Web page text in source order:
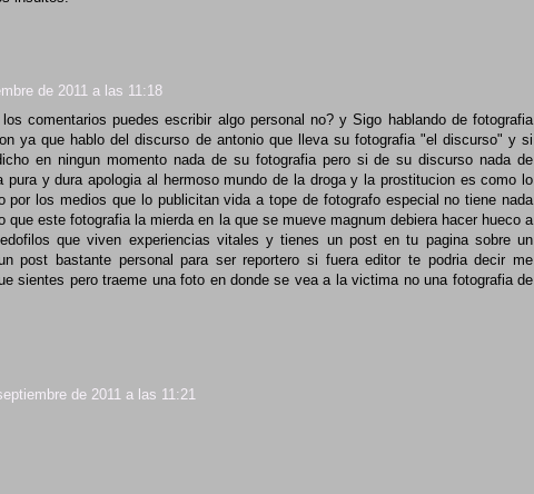
de 2011 a las 11:18
comentarios puedes escribir algo personal no? y Sigo hablando de fotografia
ya que hablo del discurso de antonio que lleva su fotografia "el discurso" y si
en ningun momento nada de su fotografia pero si de su discurso nada de
pura y dura apologia al hermoso mundo de la droga y la prostitucion es como lo
por los medios que lo publicitan vida a tope de fotografo especial no tiene nada
que este fotografia la mierda en la que se mueve magnum debiera hacer hueco a
que viven experiencias vitales y tienes un post en tu pagina sobre un
post bastante personal para ser reportero si fuera editor te podria decir me
sientes pero traeme una foto en donde se vea a la victima no una fotografia de
de 2011 a las 11:21